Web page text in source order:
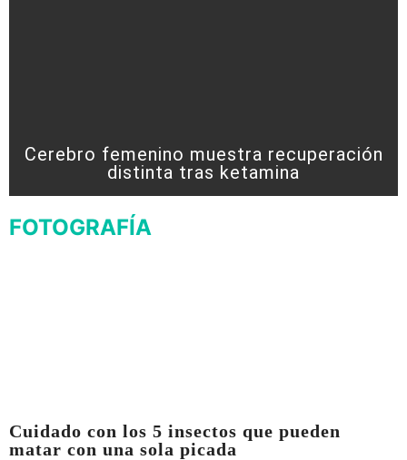
Cerebro femenino muestra recuperación
distinta tras ketamina
FOTOGRAFÍA
Cuidado con los 5 insectos que pueden
matar con una sola picada